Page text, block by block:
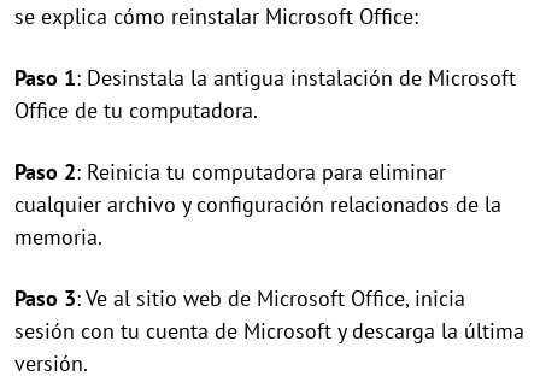
se explica cómo reinstalar Microsoft Office:
Paso 1: Desinstala la antigua instalación de Microsoft
Office de tu computadora.
Paso 2: Reinicia tu computadora para eliminar
cualquier archivo y configuración relacionados de la
memoria.
Paso 3: Ve al sitio web de Microsoft Office, inicia
sesión con tu cuenta de Microsoft y descarga la última
versión.